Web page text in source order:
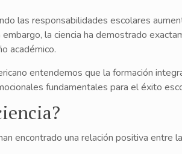
las responsabilidades escolares
la ciencia ha demostrado
académico.
entendemos que la formación
fundamentales para el éxito
encontrado una relación positiva entre